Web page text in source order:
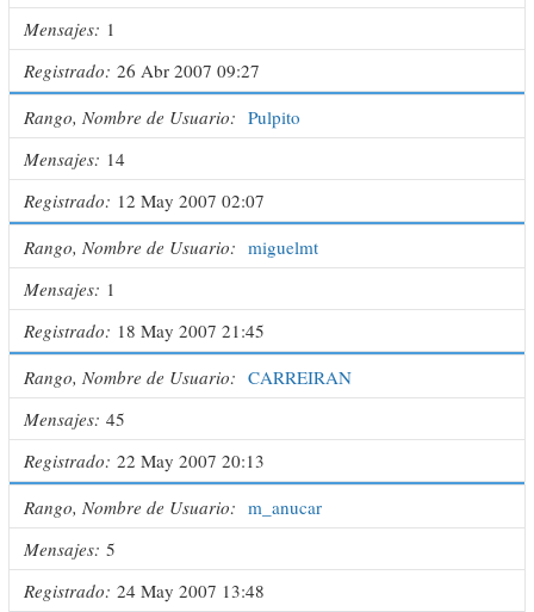
Mensajes 1
Registrado 26 Abr 2007 09:27
Rango, Nombre de Usuario
Pulpito
Mensajes 14
Registrado
12 May 2007 02:07
Rango, Nombre de Usuario
miguelmt
Mensajes 1
Registrado
18 May 2007 21:45
Rango, Nombre de Usuario
CARREIRAN
Mensajes 45
Registrado 22 May 2007 20:13
Rango, Nombre de Usuario
m_anucar
Mensajes 5
Registrado 24 May 2007 13:48